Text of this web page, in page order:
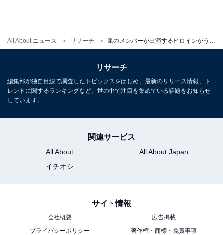
All About ニュース リサーチ
リサーチ
編集部が独自目線で調査したトピックスをはじめ、最新のリリース情報、ト
レンドに関するランキングなど、世の中で注目を集めている話題をお知らせ
しています。
関連サービス
All About
All About Japan
イチオシ
サイト情報
会社概要
広告掲載
プライバシーポリシー
著作権・商標・免責事項